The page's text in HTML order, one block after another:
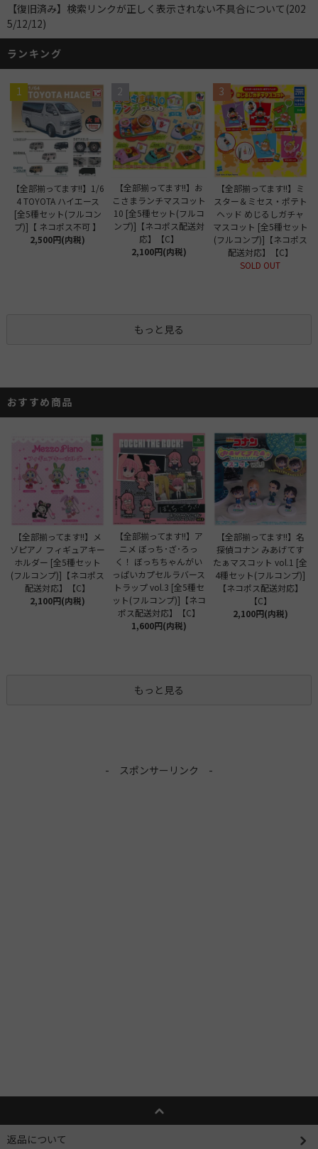
【復旧済み】検索リンクが正しく表示されない不具合について(202
5/12/12)
ランキング
1
【全部揃ってます!!】1/6
4 TOYOTA ハイエース
[全5種セット(フルコン
プ)]【 ネコポス不可 】
2,500円(内税)
2
【全部揃ってます!!】お
こさまランチマスコット
10 [全5種セット(フルコ
ンプ)]【ネコポス配送対
応】【C】
2,100円(内税)
3
【全部揃ってます!!】ミ
スター＆ミセス・ポテト
ヘッド めじるしガチャ
マスコット [全5種セット
(フルコンプ)]【ネコポス
配送対応】【C】
SOLD OUT
もっと見る
おすすめ商品
【全部揃ってます!!】メ
ゾピアノ フィギュアキー
ホルダー [全5種セット
(フルコンプ)]【ネコポス
配送対応】【C】
2,100円(内税)
【全部揃ってます!!】ア
ニメ ぼっち･ざ･ろっ
く！ ぼっちちゃんがい
っぱいカプセルラバース
トラップ vol.3 [全5種セ
ット(フルコンプ)]【ネコ
ポス配送対応】【C】
1,600円(内税)
【全部揃ってます!!】名
探偵コナン みあげてす
たぁマスコット vol.1 [全
4種セット(フルコンプ)]
【ネコポス配送対応】
【C】
2,100円(内税)
もっと見る
- スポンサーリンク -
返品について